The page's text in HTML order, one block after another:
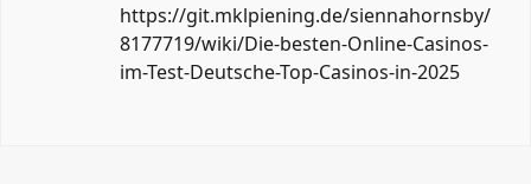
https://git.mklpiening.de/siennahornsby/
8177719/wiki/Die-besten-Online-Casinos-
im-Test-Deutsche-Top-Casinos-in-2025